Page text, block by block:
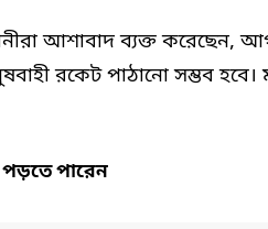
আশাবাদ ব্যক্ত করেছেন,
রকেট পাঠানো সম্ভব
পারেন